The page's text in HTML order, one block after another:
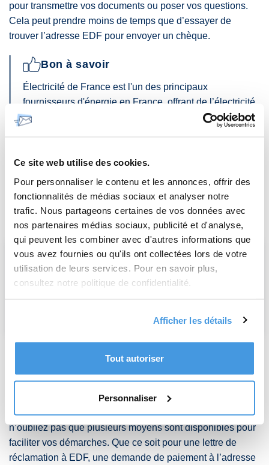
Ce site web utilise des cookies.
Pour personnaliser le contenu et les annonces, offrir des
fonctionnalités de médias sociaux et analyser notre
trafic. Nous partageons certaines de vos données avec
nos partenaires médias sociaux, publicité et d'analyse,
qui peuvent les combiner avec d'autres informations que
vous avez fournies ou qu'ils ont collectées lors de votre
utilisation de leurs services. Pour en savoir plus,
consultez notre politique de confidentialité.
Afficher les détails
Tout autoriser
Personnaliser
pour transmettre vos documents ou poser vos questions.
Cela peut prendre moins de temps que d’essayer de
trouver l’adresse EDF pour envoyer un chèque.
Bon à savoir
Électricité de France est l'un des principaux
fournisseurs d'énergie en France, offrant de l’électricité
et du gaz naturel. En tant qu’acteur historique, EDF
réglementés ou de solutions vertes. Pour vos
démarches, EDF met à disposition un espace client en
ligne, une application mobile et des agences locales.
Vous pouvez aussi joindre leur service client par
téléphone ou via leur site officiel.
Les bonnes raisons pour envoyer votre
courrier administratif en ligne
Simplifiez vos démarches en envoyant votre courrier
administratif en ligne. Gagnez du temps tout en
Ajouté le : 15 août 2024 I Temps de lecture : 7 minutes
Où envoyer un courrier à EDF :
plusieurs moyens disponibles
Maintenant que vous savez où envoyer un courrier à EDF,
n’oubliez pas que plusieurs moyens sont disponibles pour
faciliter vos démarches. Que ce soit pour une lettre de
réclamation à EDF, une demande de paiement à l’adresse